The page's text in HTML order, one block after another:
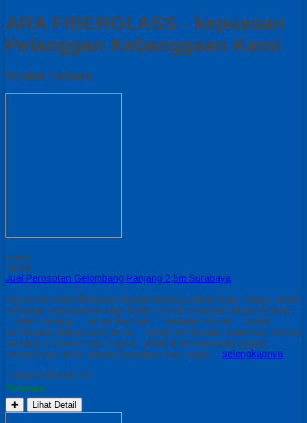
ARA FIBERGLASS - kepuasan
Pelanggan Kebanggaan Kami
Produk Terbaru
Diskon
nan%
Jual Perosotan Gelombang Panjang 2,5m Surabaya
Perosotan anak fiberglass bergelombang Bahan kuat, ringan, tahan
terhadap cuaca panas atau hujan. Cocok Buat permainan di area :
– kolam renang – Taman bermain – Halaman Rumah – Untuk
pembuatan playground taman – Untuk pembuatan waterplay Ukuran
panjang 2,5 meter dan 3 meter Tebal 4mm Menerima segala
request dari anda. Bahan fiberglass free ongkir… selengkapnya
*Harga Hubungi CS
Tersedia
✚ Lihat Detail